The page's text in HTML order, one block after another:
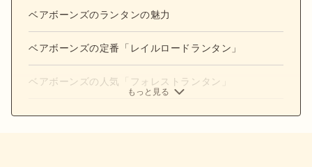
ベアボーンズのランタンの魅力
ベアボーンズの定番「レイルロードランタン」
ベアボーンズの人気「フォレストランタン」
もっと見る